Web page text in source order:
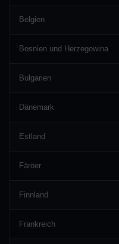
Belgien
Bosnien und Herzegowina
Bulgarien
Dänemark
Estland
Färöer
Finnland
Frankreich